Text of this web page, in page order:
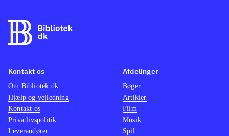
Kontakt os
Om Bibliotek.dk
Hjælp og vejledning
Kontakt os
Privatlivspolitik
Leverandører
Afdelinger
Bøger
Artikler
Film
Musik
Spil